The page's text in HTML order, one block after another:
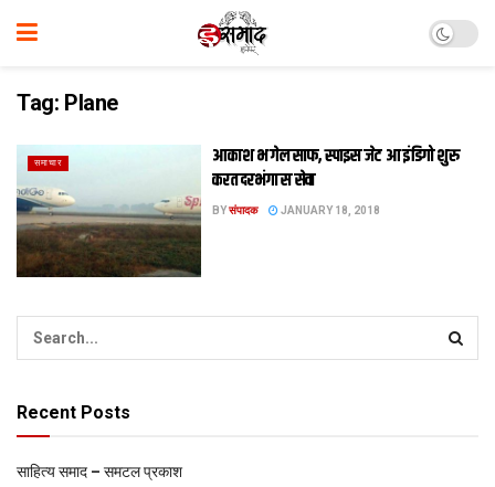
Tag: Plane
समाचार
आकाश भ गेल साफ, स्पाइस जेट आ इंडिगो शुरु
करत दरभंगा स सेवा
BYसंपादक JANUARY 18, 2018
Recent Posts
साहित्य समाद – समटल प्रकाश